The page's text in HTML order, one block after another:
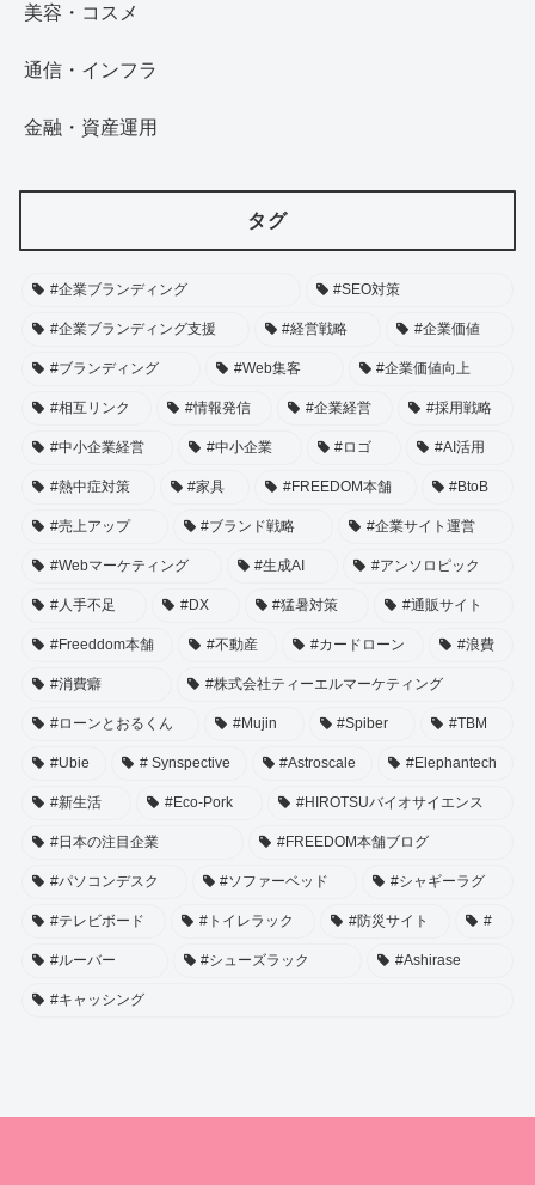
美容・コスメ
通信・インフラ
金融・資産運用
タグ
#企業ブランディング #SEO対策
#企業ブランディング支援 #経営戦略 #企業価値
#ブランディング #Web集客 #企業価値向上
#相互リンク #情報発信 #企業経営 #採用戦略
#中小企業経営 #中小企業 #ロゴ #AI活用
#熱中症対策 #家具 #FREEDOM本舗 #BtoB
#売上アップ #ブランド戦略 #企業サイト運営
#Webマーケティング #生成AI #アンソロピック
#人手不足 #DX #猛暑対策 #通販サイト
#Freeddom本舗 #不動産 #カードローン #浪費
#消費癖 #株式会社ティーエルマーケティング
#ローンとおるくん #Mujin #Spiber #TBM
#Ubie # Synspective #Astroscale #Elephantech
#新生活 #Eco-Pork #HIROTSUバイオサイエンス
#日本の注目企業 #FREEDOM本舗ブログ
#パソコンデスク #ソファーベッド #シャギーラグ
#テレビボード #トイレラック #防災サイト #
#ルーバー #シューズラック #Ashirase
#キャッシング